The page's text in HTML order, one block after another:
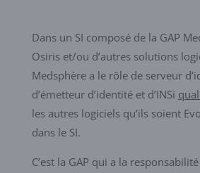
Dans un SI composé de la GAP
Osiris et/ou d’autres solutions
Medsphère a le rôle de serveur
d’émetteur d’identité et d’INSi
les autres logiciels qu’ils soient
dans le SI.
C’est la GAP qui a la